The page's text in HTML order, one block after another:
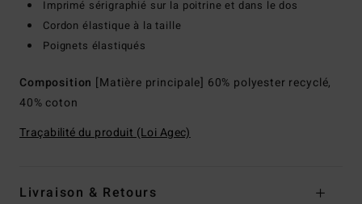
Imprimé sérigraphié sur la poitrine et dans le dos
Cordon élastique à la taille
Poignets élastiqués
Composition [Matière principale] 60% polyester recyclé,
40% coton
Traçabilité du produit (Loi Agec)
Livraison & Retours